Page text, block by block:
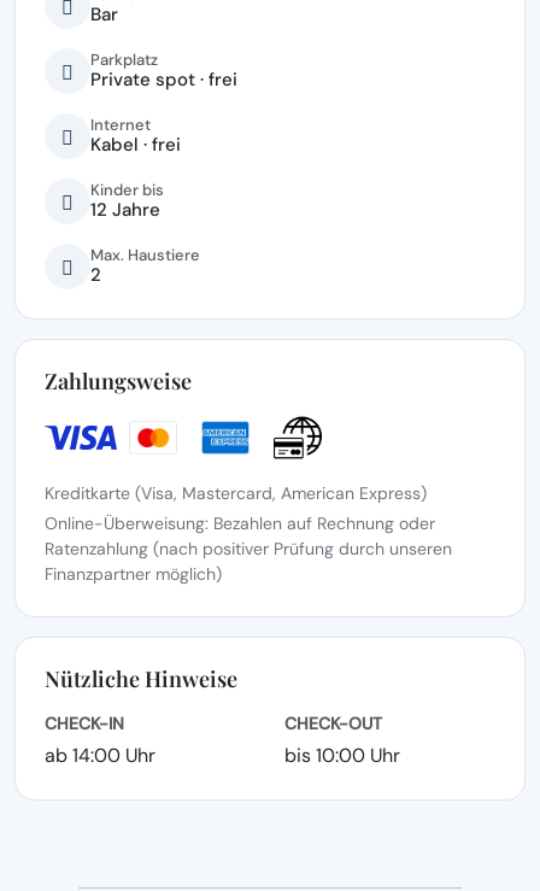
Bar
Parkplatz
Private spot · frei
Internet
Kabel · frei
Kinder bis
12 Jahre
Max. Haustiere
2
Zahlungsweise
Kreditkarte (Visa, Mastercard, American Express)
Online-Überweisung: Bezahlen auf Rechnung oder
Ratenzahlung (nach positiver Prüfung durch unseren
Finanzpartner möglich)
Nützliche Hinweise
CHECK-IN
ab 14:00 Uhr
CHECK-OUT
bis 10:00 Uhr